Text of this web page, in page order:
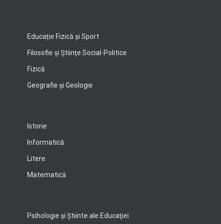
Educație Fizică și Sport
Filosofie şi Ştiinţe Social-Politice
Fizică
Geografie şi Geologie
Istorie
Informatică
Litere
Matematică
Psihologie şi Ştiinte ale Educaţiei